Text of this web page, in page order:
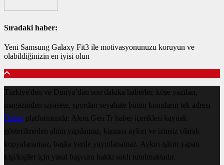
Sıradaki haber:
Yeni Samsung Galaxy Fit3 ile motivasyonunuzu koruyun ve
olabildiğinizin en iyisi olun
Türkiye'den ve Dünya’dan son dakika haberler, köşe yazıları,
magazinden siyasete, spordan seyahate bütün konuların tek adresi
Haberplatformunda; Alem.Gen.Tr haber içerikleri kaynak
gösterilmeden alıntı yapılamaz, kanuna aykırı ve izinsiz olarak
kopyalanamaz, başka yerde yayınlanamaz. Aykırı işlem yapan
kişi/kişiler için yasal başvuru hakkı saklı tutulmaktadır.